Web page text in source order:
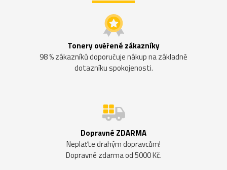
Tonery ověřené zákazníky
98 % zákazníků doporučuje nákup na základně
dotazníku spokojenosti.
Dopravné ZDARMA
Neplaťte drahým dopravcům!
Dopravné zdarma od 5000 Kč.